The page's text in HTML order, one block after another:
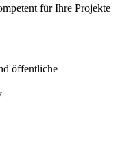
für Ihre Projekte